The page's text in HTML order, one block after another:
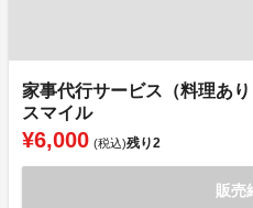
家事代行サービス（料理あ
スマイル
¥6,000 (税込)残り2
販売